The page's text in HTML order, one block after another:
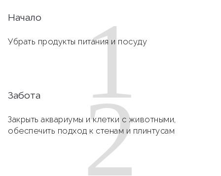
1
Начало
Убрать продукты питания и посуду
2
Забота
Закрыть аквариумы и клетки с животными,
обеспечить подход к стенам и плинтусам